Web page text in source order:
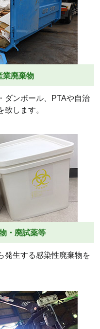
業廃棄物
ダンボール、PTAや自治
します。
・廃試薬等
発生する感染性廃棄物を